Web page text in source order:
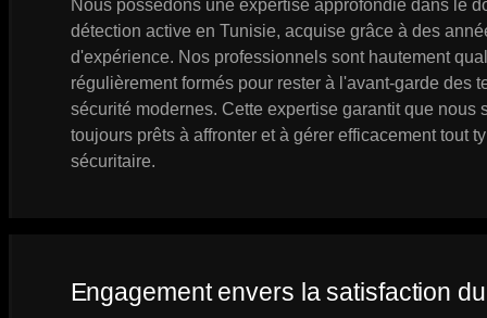
Nous possédons une expertise approfondie dans le
détection active en Tunisie, acquise grâce à des
d'expérience. Nos professionnels sont hautement
régulièrement formés pour rester à l'avant-garde des
sécurité modernes. Cette expertise garantit que nous
toujours prêts à affronter et à gérer efficacement tout
sécuritaire.
Engagement envers la satisfaction